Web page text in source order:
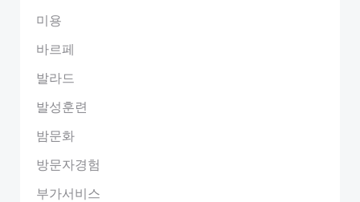
미용
바르페
발라드
발성훈련
밤문화
방문자경험
부가서비스